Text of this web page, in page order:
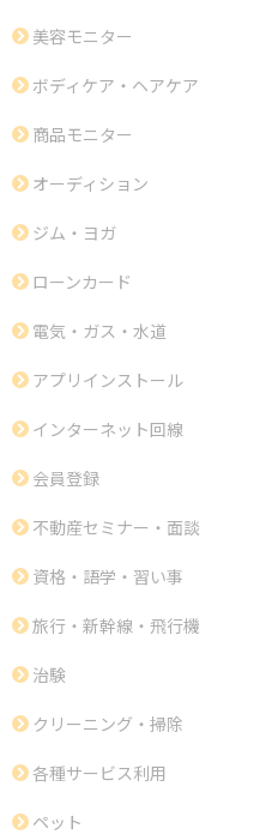
美容モニター
ボディケア・ヘアケア
商品モニター
オーディション
ジム・ヨガ
ローンカード
電気・ガス・水道
アプリインストール
インターネット回線
会員登録
不動産セミナー・面談
資格・語学・習い事
旅行・新幹線・飛行機
治験
クリーニング・掃除
各種サービス利用
ペット